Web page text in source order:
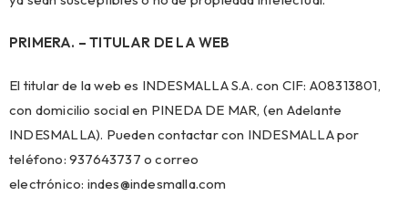
PRIMERA. – TITULAR DE LA WEB
El titular de la web es INDESMALLA S.A. con CIF: A08313801,
con domicilio social en PINEDA DE MAR, (en Adelante
INDESMALLA). Pueden contactar con INDESMALLA por
teléfono: 937643737 o correo
electrónico: indes@indesmalla.com